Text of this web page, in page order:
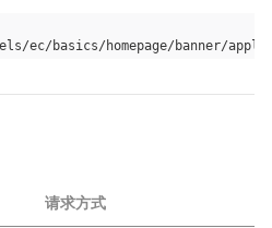
ec/basics/homepage/banner/
请求方式